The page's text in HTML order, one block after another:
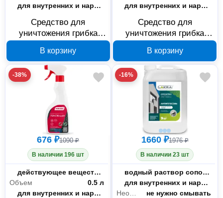
Тип работ
для внутренних и наружных работ
Средство для
уничтожения грибка
бесцветное 4 л
90003406670
В корзину
Тип работ
для внутренних и наружных работ
Средство для
уничтожения грибка
бесцветное 10 л
90003406675
В корзину
-38%
676 ₽1090 ₽
В наличии 196 шт
Состав
действующее вещество, вода
Объем
0.5 л
Тип работ
для внутренних и наружных работ
-16%
1660 ₽1976 ₽
В наличии 23 шт
Состав
водный раствор сополимеров гексаметиленгуанидина
Тип работ
для внутренних и наружных работ
Необходимость смывки
не нужно смывать